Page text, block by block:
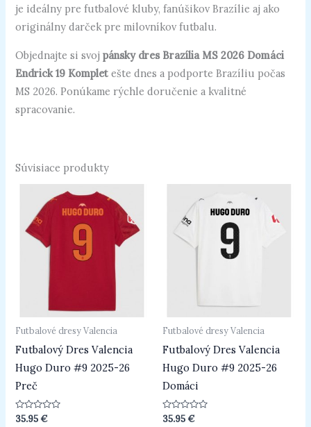
je ideálny pre futbalové kluby, fanúšikov Brazílie aj ako
originálny darček pre milovníkov futbalu.
Objednajte si svojpánsky dres Brazília MS 2026 Domáci
Endrick 19 Komplet ešte dnes a podporte Brazíliu počas
MS 2026. Ponúkame rýchle doručenie a kvalitné
spracovanie.
Súvisiace produkty
Futbalové dresy Valencia
Futbalový Dres Valencia
Hugo Duro #9 2025-26
Preč
Hodnotenie
0
35.95€
Futbalové dresy Valencia
Futbalový Dres Valencia
Hugo Duro #9 2025-26
Domáci
Hodnotenie
0
35.95€